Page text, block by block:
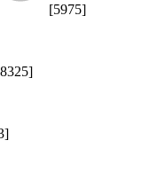
[5975]